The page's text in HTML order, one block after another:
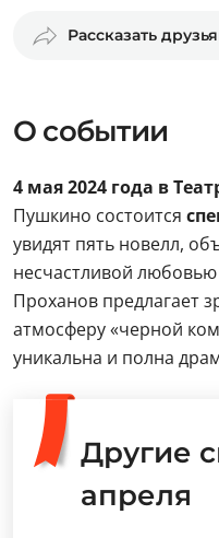
Рассказать
О событии
4 мая 2024 года в
Пушкино состоится
увидят пять новелл,
несчастливой
Проханов предлагает
атмосферу «черной
уникальна и полна
Другие
апреля